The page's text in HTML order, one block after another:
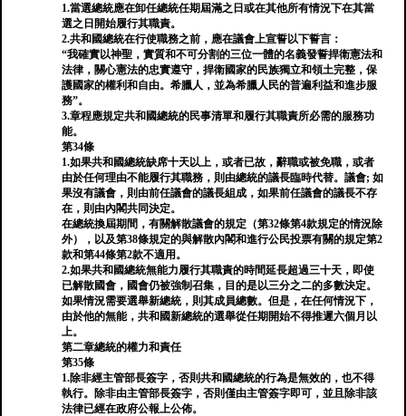
1.當選總統應在卸任總統任期屆滿之日或在其他所有情況下在其當
選之日開始履行其職責。
2.共和國總統在行使職務之前，應在議會上宣誓以下誓言：
“我確實以神聖，實質和不可分割的三位一體的名義發誓捍衛憲法和
法律，關心憲法的忠實遵守，捍衛國家的民族獨立和領土完整，保
護國家的權利和自由。希臘人，並為希臘人民的普遍利益和進步服
務”。
3.章程應規定共和國總統的民事清單和履行其職責所必需的服務功
能。
第34條
1.如果共和國總統缺席十天以上，或者已故，辭職或被免職，或者
由於任何理由不能履行其職務，則由總統的議長臨時代替。議會; 如
果沒有議會，則由前任議會的議長組成，如果前任議會的議長不存
在，則由內閣共同決定。
在總統換屆期間，有關解散議會的規定（第32條第4款規定的情況除
外），以及第38條規定的與解散內閣和進行公民投票有關的規定第2
款和第44條第2款不適用。
2.如果共和國總統無能力履行其職責的時間延長超過三十天，即使
已解散國會，國會仍被強制召集，目的是以三分之二的多數決定。
如果情況需要選舉新總統，則其成員總數。但是，在任何情況下，
由於他的無能，共和國新總統的選舉從任期開始不得推遲六個月以
上。
第二章總統的權力和責任
第35條
1.除非經主管部長簽字，否則共和國總統的行為是無效的，也不得
執行。除非由主管部長簽字，否則僅由主管簽字即可，並且除非該
法律已經在政府公報上公佈。